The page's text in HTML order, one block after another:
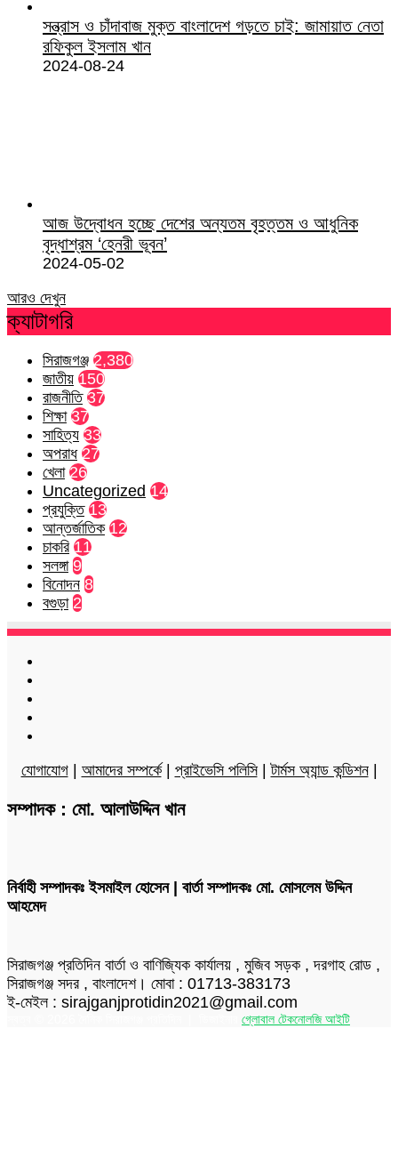
সন্ত্রাস ও চাঁদাবাজ মুক্ত বাংলাদেশ গড়তে চাই: জামায়াত নেতা
রফিকুল ইসলাম খান
2024-08-24
আজ উদ্বোধন হচ্ছে দেশের অন্যতম বৃহত্তম ও আধুনিক
বৃদ্ধাশ্রম ‘হেনরী ভূবন’
2024-05-02
আরও দেখুন
ক্যাটাগরি
সিরাজগঞ্জ 2,380
জাতীয় 150
রাজনীতি 37
শিক্ষা 37
সাহিত্য 33
অপরাধ 27
খেলা 26
Uncategorized 14
প্রযুক্তি 13
আন্তর্জাতিক 12
চাকরি 11
সলঙ্গা 9
বিনোদন 8
বগুড়া 2
যোগাযোগ| আমাদের সম্পর্কে| প্রাইভেসি পলিসি|টার্মস অ্যান্ড কন্ডিশন|
সম্পাদক : মো. আলাউদ্দিন খান
নির্বাহী সম্পাদকঃ ইসমাইল হোসেন | বার্তা সম্পাদকঃ মো. মোসলেম উদ্দিন
আহমেদ
সিরাজগঞ্জ প্রতিদিন বার্তা ও বাণিজ্যিক কার্যালয় , মুজিব সড়ক , দরগাহ রোড ,
সিরাজগঞ্জ সদর , বাংলাদেশ। মোবা : 01713-383173
ই-মেইল : sirajganjprotidin2021@gmail.com
গ্লোবাল টেকনোলজি আইটি